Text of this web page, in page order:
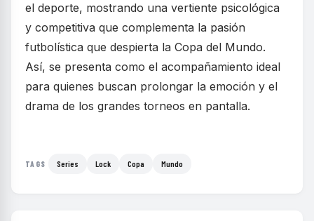
el deporte, mostrando una vertiente psicológica
y competitiva que complementa la pasión
futbolística que despierta la Copa del Mundo.
Así, se presenta como el acompañamiento ideal
para quienes buscan prolongar la emoción y el
drama de los grandes torneos en pantalla.
TAGS Series Lock Copa Mundo